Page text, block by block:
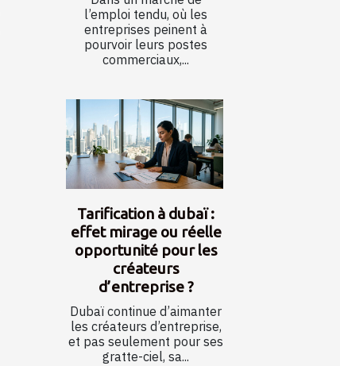
l’emploi tendu, où les
entreprises peinent à
pourvoir leurs postes
commerciaux,...
Tarification à dubaï :
effet mirage ou réelle
opportunité pour les
créateurs
d’entreprise ?
Dubaï continue d’aimanter
les créateurs d’entreprise,
et pas seulement pour ses
gratte-ciel, sa...